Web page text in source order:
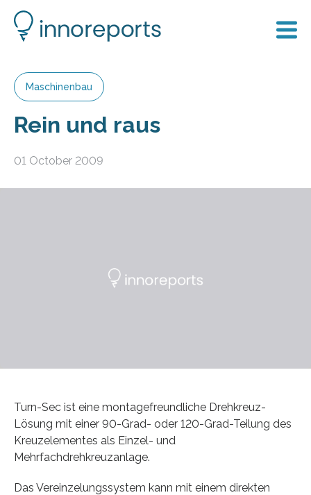
Maschinenbau
Rein und raus
01 October 2009
Turn-Sec ist eine montagefreundliche Drehkreuz-
Lösung mit einer 90-Grad- oder 120-Grad-Teilung des
Kreuzelementes als Einzel- und
Mehrfachdrehkreuzanlage.
Das Vereinzelungssystem kann mit einem direkten